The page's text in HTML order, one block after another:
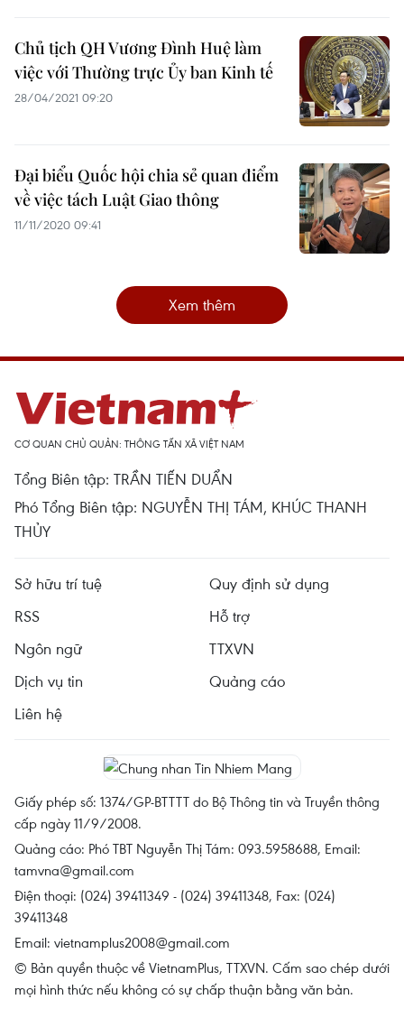
Chủ tịch QH Vương Đình Huệ làm
việc với Thường trực Ủy ban Kinh tế
28/04/2021 09:20
Đại biểu Quốc hội chia sẻ quan điểm
về việc tách Luật Giao thông
11/11/2020 09:41
Xem thêm
CƠ QUAN CHỦ QUẢN: THÔNG TẤN XÃ VIỆT NAM
Tổng Biên tập: TRẦN TIẾN DUẨN
Phó Tổng Biên tập: NGUYỄN THỊ TÁM, KHÚC THANH
THỦY
Sở hữu trí tuệ
Quy định sử dụng
RSS
Hỗ trợ
Ngôn ngữ
TTXVN
Dịch vụ tin
Quảng cáo
Liên hệ
Giấy phép số: 1374/GP-BTTTT do Bộ Thông tin và Truyền thông
cấp ngày 11/9/2008.
Quảng cáo: Phó TBT Nguyễn Thị Tám: 093.5958688, Email:
tamvna@gmail.com
Điện thoại: (024) 39411349 - (024) 39411348, Fax: (024)
39411348
Email: vietnamplus2008@gmail.com
© Bản quyền thuộc về VietnamPlus, TTXVN. Cấm sao chép dưới
mọi hình thức nếu không có sự chấp thuận bằng văn bản.